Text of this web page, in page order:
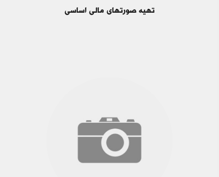
تهیه صورت‎های مالی اساسی